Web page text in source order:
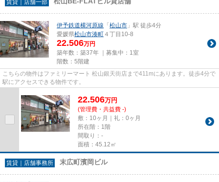
賃貸｜店舗一部
伊予鉄道横河原線 「 松山市 」駅 徒歩4分
愛媛県松山市湊町 ４丁目10-8
22.506万円
築年数：築37年 ｜募集中： 1室
階数：5階建
こちらの物件はファミリーマート 松山銀天街店まで411mにあります。徒歩4分で
駅にアクセスできる物件です。
22.506万円
(管理費・共益費 -)
敷：10ヶ月｜礼：0ヶ月
所在階：1階
間取り：-
面積：45.12㎡
賃貸｜店舗事務所 末広町濱岡ビル